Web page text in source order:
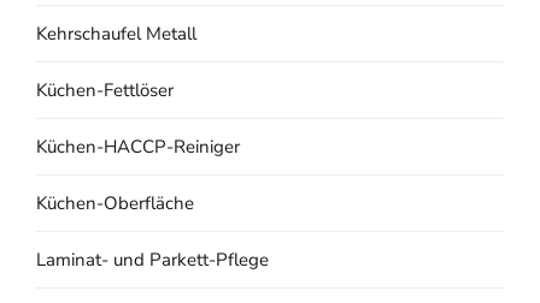
Kehrschaufel Metall
Küchen-Fettlöser
Küchen-HACCP-Reiniger
Küchen-Oberfläche
Laminat- und Parkett-Pflege